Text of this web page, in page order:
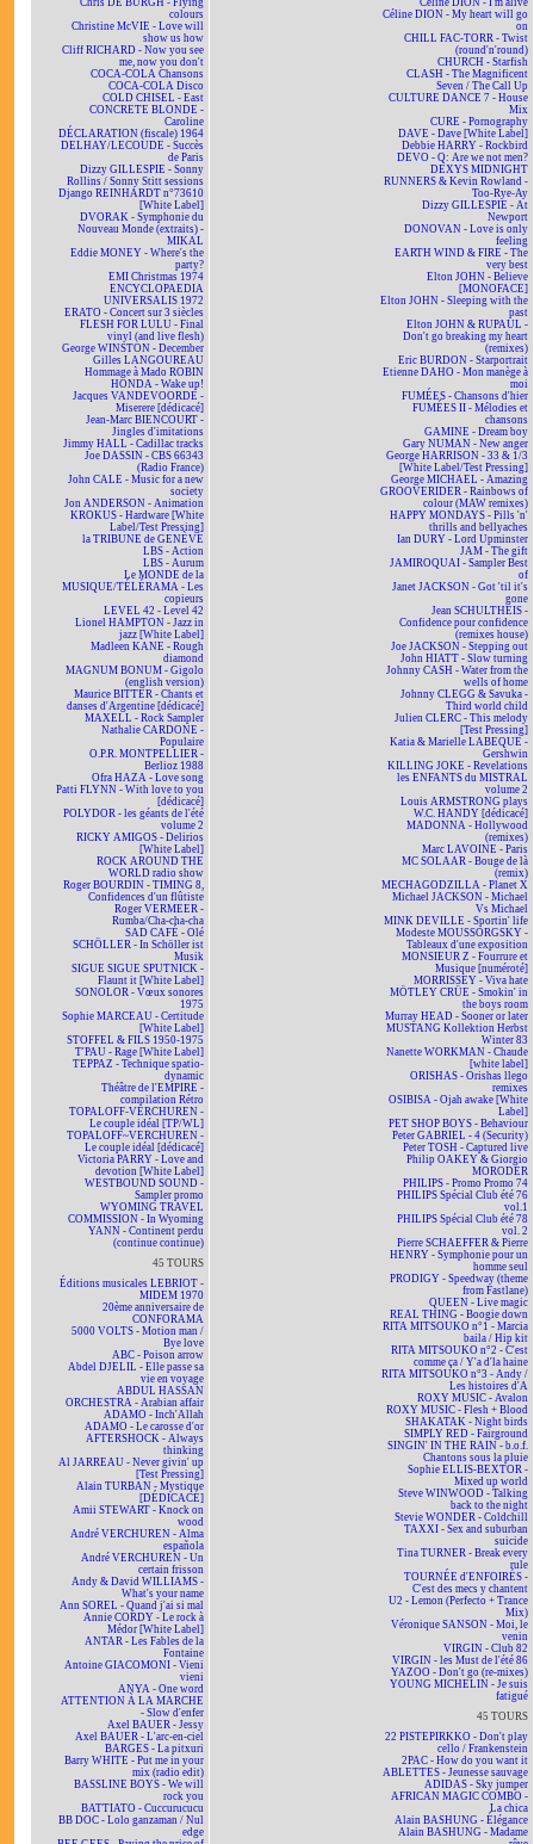
Chris DE BURGH - Flying
colours
Christine McVIE - Love will
show us how
Cliff RICHARD - Now you see
me, now you don't
COCA-COLA Chansons
COCA-COLA Disco
COLD CHISEL - East
CONCRETE BLONDE -
Caroline
DÉCLARATION (fiscale) 1964
DELHAY/LECOUDE - Succès
de Paris
Dizzy GILLESPIE - Sonny
Rollins / Sonny Stitt sessions
Django REINHARDT n°73610
[White Label]
DVORAK - Symphonie du
Nouveau Monde (extraits) -
MIKAL
Eddie MONEY - Where's the
party?
EMI Christmas 1974
ENCYCLOPAEDIA
UNIVERSALIS 1972
ERATO - Concert sur 3 siècles
FLESH FOR LULU - Final
vinyl (and live flesh)
George WINSTON - December
Gilles LANGOUREAU
Hommage à Mado ROBIN
HONDA - Wake up!
Jacques VANDEVOORDE -
Miserere [dédicacé]
Jean-Marc BIENCOURT -
Jingles d'imitations
Jimmy HALL - Cadillac tracks
Joe DASSIN - CBS 66343
(Radio France)
John CALE - Music for a new
society
Jon ANDERSON - Animation
KROKUS - Hardware [White
Label/Test Pressing]
la TRIBUNE de GENÈVE
LBS - Action
LBS - Aurum
Le MONDE de la
MUSIQUE/TÉLÉRAMA - Les
copieurs
LEVEL 42 - Level 42
Lionel HAMPTON - Jazz in
jazz [White Label]
Madleen KANE - Rough
diamond
MAGNUM BONUM - Gigolo
(english version)
Maurice BITTER - Chants et
danses d'Argentine [dédicacé]
MAXELL - Rock Sampler
Nathalie CARDONE -
Populaire
O.P.R. MONTPELLIER -
Berlioz 1988
Ofra HAZA - Love song
Patti FLYNN - With love to you
[dédicacé]
POLYDOR - les géants de l'été
volume 2
RICKY AMIGOS - Delirios
[White Label]
ROCK AROUND THE
WORLD radio show
Roger BOURDIN - TIMING 8,
Confidences d'un flûtiste
Roger VERMEER -
Rumba/Cha-cha-cha
SAD CAFÉ - Olé
SCHÖLLER - In Schöller ist
Musik
SIGUE SIGUE SPUTNICK -
Flaunt it [White Label]
SONOLOR - Vœux sonores
1975
Sophie MARCEAU - Certitude
[White Label]
STOFFEL & FILS 1950-1975
T'PAU - Rage [White Label]
TEPPAZ - Technique spatio-
dynamic
Théâtre de l'EMPIRE -
compilation Rétro
TOPALOFF-VERCHUREN -
Le couple idéal [TP/WL]
TOPALOFF~VERCHUREN -
Le couple idéal [dédicacé]
Victoria PARRY - Love and
devotion [White Label]
WESTBOUND SOUND -
Sampler promo
WYOMING TRAVEL
COMMISSION - In Wyoming
YANN - Continent perdu
(continue continue)
45 TOURS
Éditions musicales LEBRIOT -
MIDEM 1970
20ème anniversaire de
CONFORAMA
5000 VOLTS - Motion man /
Bye love
ABC - Poison arrow
Abdel DJELIL - Elle passe sa
vie en voyage
ABDUL HASSAN
ORCHESTRA - Arabian affair
ADAMO - Inch'Allah
ADAMO - Le carosse d'or
AFTERSHOCK - Always
thinking
Al JARREAU - Never givin' up
[Test Pressing]
Alain TURBAN - Mystique
[DÉDICACÉ]
Amii STEWART - Knock on
wood
André VERCHUREN - Alma
española
André VERCHUREN - Un
certain frisson
Andy & David WILLIAMS -
What's your name
Ann SOREL - Quand j'ai si mal
Annie CORDY - Le rock à
Médor [White Label]
ANTAR - Les Fables de la
Fontaine
Antoine GIACOMONI - Vieni
vieni
ANYA - One word
ATTENTION À LA MARCHE
- Slow d'enfer
Axel BAUER - Jessy
Axel BAUER - L'arc-en-ciel
BARGES - La pitxuri
Barry WHITE - Put me in your
mix (radio edit)
BASSLINE BOYS - We will
rock you
BATTIATO - Cuccurucucu
BB DOC - Lolo ganzaman / Nul
edge
Céline DION - I'm alive
Céline DION - My heart will go
on
CHILL FAC-TORR - Twist
(round'n'round)
CHURCH - Starfish
CLASH - The Magnificent
Seven / The Call Up
CULTURE DANCE 7 - House
Mix
CURE - Pornography
DAVE - Dave [White Label]
Debbie HARRY - Rockbird
DEVO - Q: Are we not men?
DEXYS MIDNIGHT
RUNNERS & Kevin Rowland -
Too-Rye-Ay
Dizzy GILLESPIE - At
Newport
DONOVAN - Love is only
feeling
EARTH WIND & FIRE - The
very best
Elton JOHN - Believe
[MONOFACE]
Elton JOHN - Sleeping with the
past
Elton JOHN & RUPAUL -
Don't go breaking my heart
(remixes)
Eric BURDON - Starportrait
Etienne DAHO - Mon manège à
moi
FUMÉES - Chansons d'hier
FUMÉES II - Mélodies et
chansons
GAMINE - Dream boy
Gary NUMAN - New anger
George HARRISON - 33 & 1/3
[White Label/Test Pressing]
George MICHAEL - Amazing
GROOVERIDER - Rainbows of
colour (MAW remixes)
HAPPY MONDAYS - Pills 'n'
thrills and bellyaches
Ian DURY - Lord Upminster
JAM - The gift
JAMIROQUAI - Sampler Best
of
Janet JACKSON - Got 'til it's
gone
Jean SCHULTHEIS -
Confidence pour confidence
(remixes house)
Joe JACKSON - Stepping out
John HIATT - Slow turning
Johnny CASH - Water from the
wells of home
Johnny CLEGG & Savuka -
Third world child
Julien CLERC - This melody
[Test Pressing]
Katia & Marielle LABEQUE -
Gershwin
KILLING JOKE - Revelations
les ENFANTS du MISTRAL
volume 2
Louis ARMSTRONG plays
W.C. HANDY [dédicacé]
MADONNA - Hollywood
(remixes)
Marc LAVOINE - Paris
MC SOLAAR - Bouge de là
(remix)
MECHAGODZILLA - Planet X
Michael JACKSON - Michael
Vs Michael
MINK DEVILLE - Sportin' life
Modeste MOUSSORGSKY -
Tableaux d'une exposition
MONSIEUR Z - Fourrure et
Musique [numéroté]
MORRISSEY - Viva hate
MÖTLEY CRÜE - Smokin' in
the boys room
Murray HEAD - Sooner or later
MUSTANG Kollektion Herbst
Winter 83
Nanette WORKMAN - Chaude
[white label]
ORISHAS - Orishas llego
remixes
OSIBISA - Ojah awake [White
Label]
PET SHOP BOYS - Behaviour
Peter GABRIEL - 4 (Security)
Peter TOSH - Captured live
Philip OAKEY & Giorgio
MORODER
PHILIPS - Promo Promo 74
PHILIPS Spécial Club été 76
vol.1
PHILIPS Spécial Club été 78
vol. 2
Pierre SCHAEFFER & Pierre
HENRY - Symphonie pour un
homme seul
PRODIGY - Speedway (theme
from Fastlane)
QUEEN - Live magic
REAL THING - Boogie down
RITA MITSOUKO n°1 - Marcia
baila / Hip kit
RITA MITSOUKO n°2 - C'est
comme ça / Y'a d'la haine
RITA MITSOUKO n°3 - Andy /
Les histoires d'A
ROXY MUSIC - Avalon
ROXY MUSIC - Flesh + Blood
SHAKATAK - Night birds
SIMPLY RED - Fairground
SINGIN' IN THE RAIN - b.o.f.
Chantons sous la pluie
Sophie ELLIS-BEXTOR -
Mixed up world
Steve WINWOOD - Talking
back to the night
Stevie WONDER - Coldchill
TAXXI - Sex and suburban
suicide
Tina TURNER - Break every
rule
TOURNÉE d'ENFOIRÉS -
C'est des mecs y chantent
U2 - Lemon (Perfecto + Trance
Mix)
Véronique SANSON - Moi, le
venin
VIRGIN - Club 82
VIRGIN - les Must de l'été 86
YAZOO - Don't go (re-mixes)
YOUNG MICHELIN - Je suis
fatigué
45 TOURS
22 PISTEPIRKKO - Don't play
cello / Frankenstein
2PAC - How do you want it
ABLETTES - Jeunesse sauvage
ADIDAS - Sky jumper
AFRICAN MAGIC COMBO -
La chica
Alain BASHUNG - Élégance
Alain BASHUNG - Madame